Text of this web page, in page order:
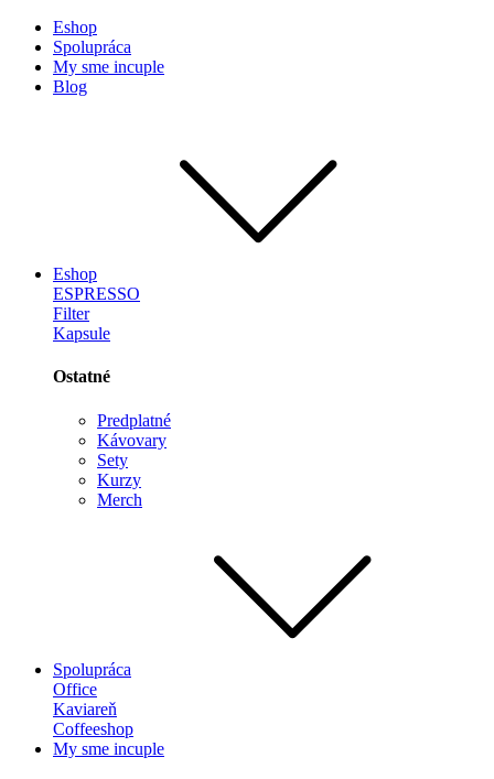
Eshop
Spolupráca
My sme incuple
Blog
Eshop
ESPRESSO
Filter
Kapsule
Ostatné
Predplatné
Kávovary
Sety
Kurzy
Merch
Spolupráca
Office
Kaviareň
Coffeeshop
My sme incuple